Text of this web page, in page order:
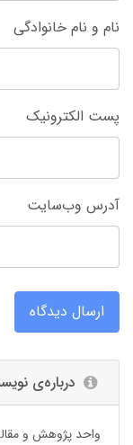
نام و نام خانوادگی
پست الکترونیک
آدرس وب‌سایت
ارسال دیدگاه
درباره‌ی
واحد پژوهش و